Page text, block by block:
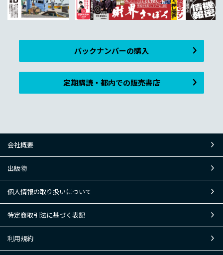
バックナンバーの購入
定期購読・都内での販売書店
会社概要
出版物
個人情報の取り扱いについて
特定商取引法に基づく表記
利用規約